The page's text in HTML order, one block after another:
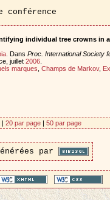
conférence
individual tree crowns in
. Dans Proc. International Society
juillet 2006.
marques Champs de Markov,
| 20 par page | 50 par page
par